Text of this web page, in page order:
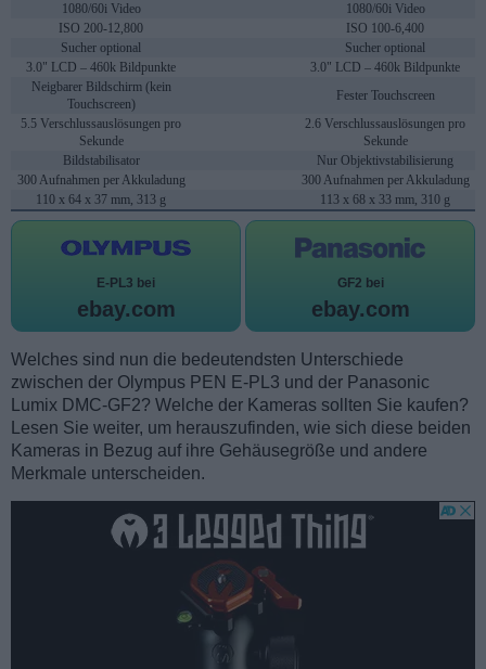
1080/60i Video
1080/60i Video
ISO 200-12,800
ISO 100-6,400
Sucher optional
Sucher optional
3.0" LCD – 460k Bildpunkte
3.0" LCD – 460k Bildpunkte
Neigbarer Bildschirm (kein
Touchscreen)
Fester Touchscreen
5.5 Verschlussauslösungen pro
Sekunde
2.6 Verschlussauslösungen pro
Sekunde
Bildstabilisator
Nur Objektivstabilisierung
300 Aufnahmen per Akkuladung
300 Aufnahmen per Akkuladung
110 x 64 x 37 mm, 313 g
113 x 68 x 33 mm, 310 g
E-PL3 bei
ebay.com
GF2 bei
ebay.com
Welches sind nun die bedeutendsten Unterschiede
zwischen der Olympus PEN E-PL3 und der Panasonic
Lumix DMC-GF2? Welche der Kameras sollten Sie kaufen?
Lesen Sie weiter, um herauszufinden, wie sich diese beiden
Kameras in Bezug auf ihre Gehäusegröße und andere
Merkmale unterscheiden.